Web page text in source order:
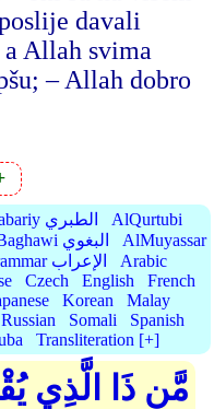
davali
Allah svima
– Allah dobro
AtTabariy الطبري
AlQurtubi
AlBaghawi البغوي
AlMuyassar
Grammar الإعراب
Arabic
Czech English
French
Korean
Malay
Russian Somali
Spanish
Transliteration [+]
مَّن ذَا الَّذِي